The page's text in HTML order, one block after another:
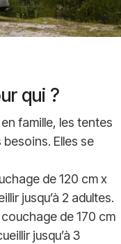
qui ?
famille, les tentes
Elles se
de 120 cm x
jusqu’à 2 adultes.
de 170 cm
jusqu’à 3